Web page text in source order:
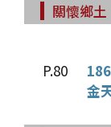
關懷鄉土
P.80
金